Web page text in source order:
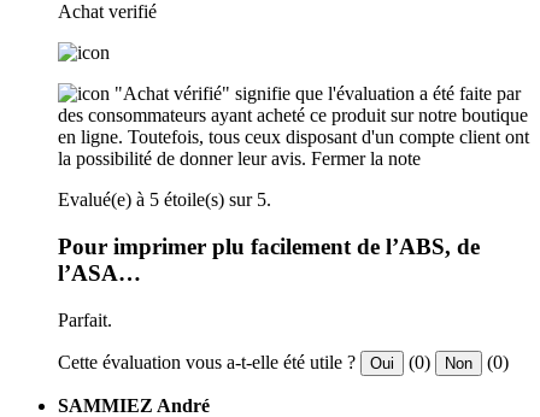
Achat verifié
"Achat vérifié" signifie que l'évaluation a été faite par
des consommateurs ayant acheté ce produit sur notre boutique
en ligne. Toutefois, tous ceux disposant d'un compte client ont
la possibilité de donner leur avis. Fermer la note
Evalué(e) à 5 étoile(s) sur 5.
Pour imprimer plu facilement de l’ABS, de
l’ASA…
Parfait.
Cette évaluation vous a-t-elle été utile ? Oui (0) Non (0)
SAMMIEZ André